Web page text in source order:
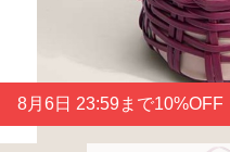
8月 6日 23:59まで10%OFF